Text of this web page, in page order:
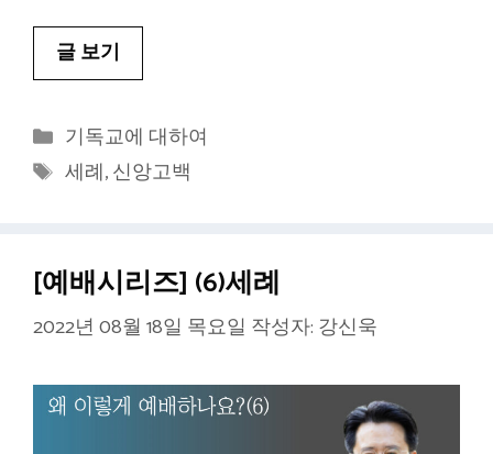
글 보기
카
테
고
기독교에 대하여
태
세례,신앙고백
[예배시리즈] (6)세례
2022년 08월 18일 목요일 작성자: 강신욱